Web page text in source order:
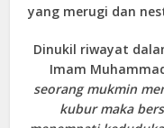
yang merugi dan
Dinukil riwayat
Imam
seorang mukmin
kubur maka